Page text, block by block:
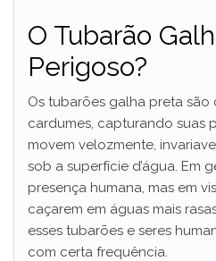
O Tubarão
Perigoso?
Os tubarões galha preta
cardumes, capturando suas
movem velozmente,
sob a superfície d’água. Em
presença humana, mas em
caçarem em águas mais
esses tubarões e seres
com certa frequência.